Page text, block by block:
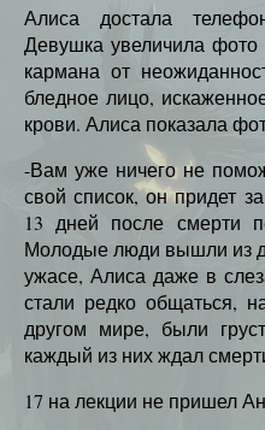
Алиса достала
Девушка увеличила
кармана от
бледное лицо,
крови. Алиса показала
-Вам уже ничего не
свой список, он придет
13 дней после смерти
Молодые люди вышли из
ужасе, Алиса даже в
стали редко общаться,
другом мире, были
каждый из них ждал
17 на лекции не пришел